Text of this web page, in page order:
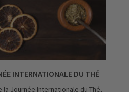
INTERNATIONALE DU THÉ
la Journée Internationale du Thé,